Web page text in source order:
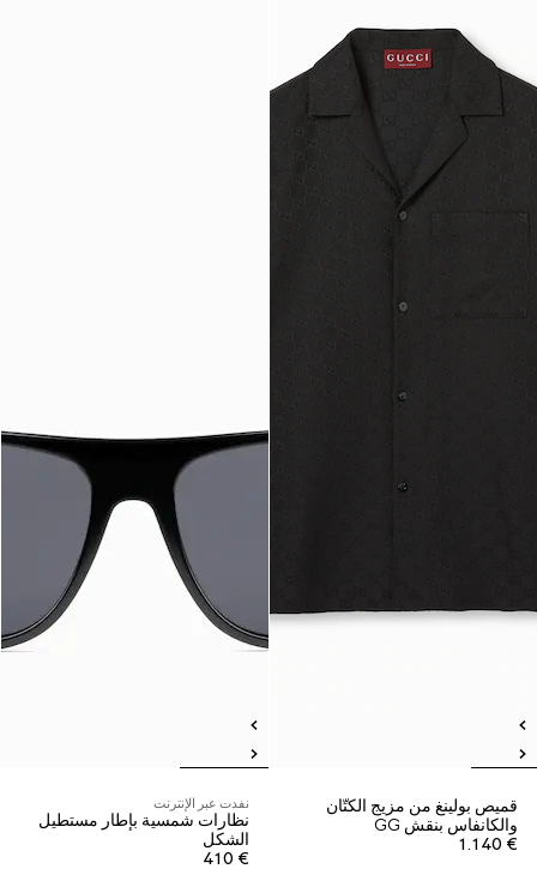
قميص بولينغ من مزيج الكتّان
والكانفاس بنقش GG
€ 1.140
نفدت عبر الإنترنت
نظارات شمسية بإطار مستطيل
الشكل
€ 410